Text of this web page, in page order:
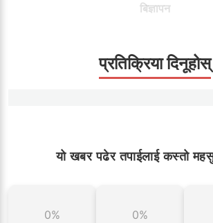
बिज्ञापन
प्रतिक्रिया दिनूहोस्
यो खबर पढेर तपाईलाई कस्तो
0% 0%